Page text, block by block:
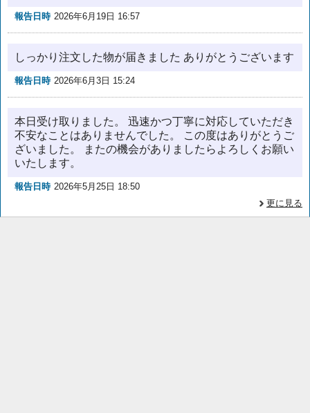
報告日時 2026年6月19日 16:57
しっかり注文した物が届きました ありがとうございます
報告日時 2026年6月3日 15:24
本日受け取りました。 迅速かつ丁寧に対応していただき
不安なことはありませんでした。 この度はありがとうご
ざいました。 またの機会がありましたらよろしくお願い
いたします。
報告日時 2026年5月25日 18:50
更に見る